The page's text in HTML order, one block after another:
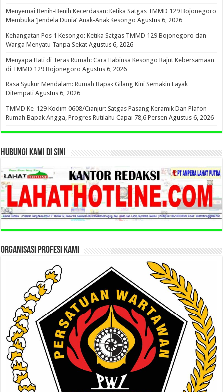
Menyemai Benih-Benih Kecerdasan: Ketika Satgas TMMD 129 Bojonegoro
Membuka ‘Jendela Dunia’ Anak-Anak Kesongo Agustus 6, 2026
Kehangatan Pos 1 Kesongo: Ketika Satgas TMMD 129 Bojonegoro dan
Warga Menyatu Tanpa Sekat Agustus 6, 2026
Menyapa Hati di Teras Rumah: Cara Babinsa Kesongo Rajut Kebersamaan
di TMMD 129 Bojonegoro Agustus 6, 2026
Rasa Syukur Mendalam: Rumah Bapak Gilang Kini Semakin Layak
Ditempati Agustus 6, 2026
TMMD Ke-129 Kodim 0608/Cianjur: Satgas Pasang Keramik Dan Plafon
Rumah Bapak Angga, Progres Rutilahu Capai 78,6 Persen Agustus 6, 2026
HUBUNGI KAMI DI SINI
ORGANISASI PROFESI KAMI